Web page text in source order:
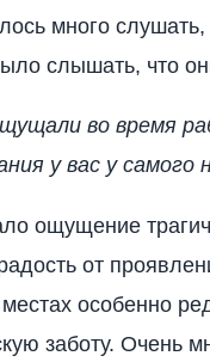
много
слышать, что
во время
у вас у
ощущение
от
местах особенно
заботу. Очень